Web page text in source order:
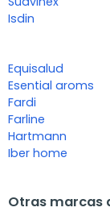
Isdin
Equisalud
Esential aroms
Fardi
Farline
Hartmann
Iber home
Otras marcas